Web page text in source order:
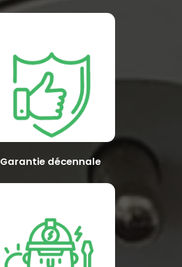
Garantie décennale